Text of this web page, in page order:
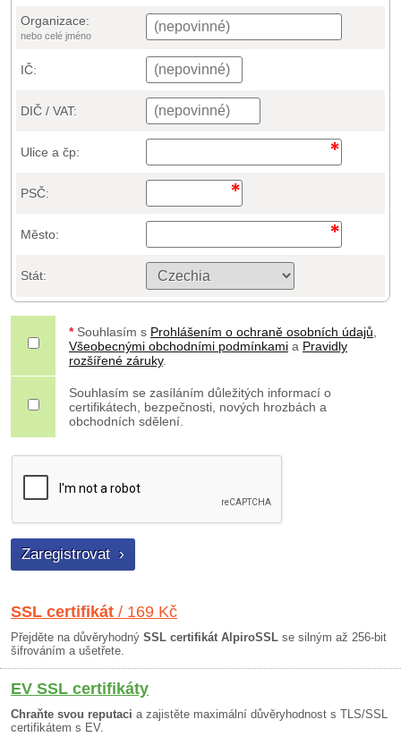
Organizace:
nebo celé jméno
IČ:
DIČ / VAT:
Ulice a čp:
PSČ:
Město:
Stát:
* Souhlasím s Prohlášením o ochraně osobních údajů
Všeobecnými obchodními podmínkami a Pravidly
rozšířené záruky.
Souhlasím se zasíláním důležitých informací o
certifikátech, bezpečnosti, nových hrozbách a
obchodních sdělení.
SSL certifikát / 169 Kč
Přejděte na důvěryhodný SSL certifikát AlpiroSSL se silným až 256-bit
šifrováním a ušetřete.
EV SSL certifikáty
Chraňte svou reputaci a zajistěte maximální důvěryhodnost s TLS/SSL
certifikátem s EV.